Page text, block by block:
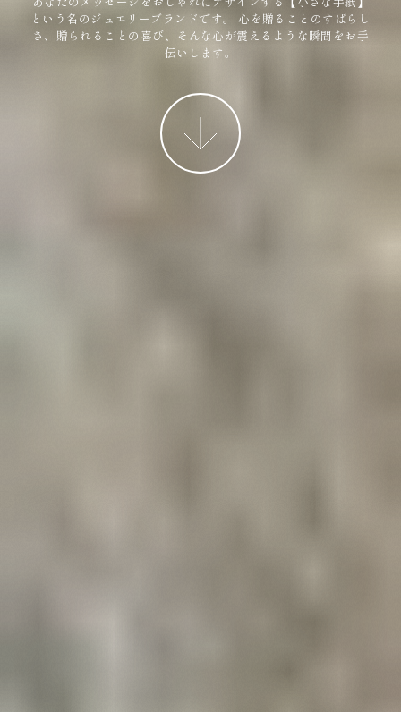
という名のジュエリーブランドです。
心を贈ることのすばらし
さ、贈られることの喜び、そんな心が震えるような瞬間をお手
伝いします。